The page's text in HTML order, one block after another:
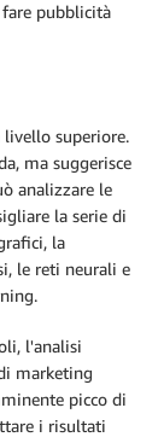
pubblicità
superiore.
ma suggerisce
analizzare le
la serie di
la
le reti neurali e
l'analisi
marketing
picco di
i risultati